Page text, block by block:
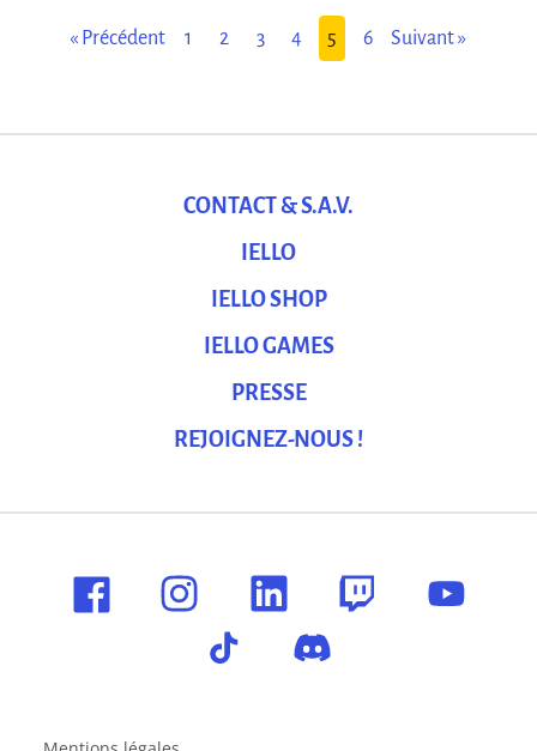
« Précédent 1 2 3 4 5 6 Suivant »
CONTACT & S.A.V.
IELLO
IELLO SHOP
IELLO GAMES
PRESSE
REJOIGNEZ-NOUS !